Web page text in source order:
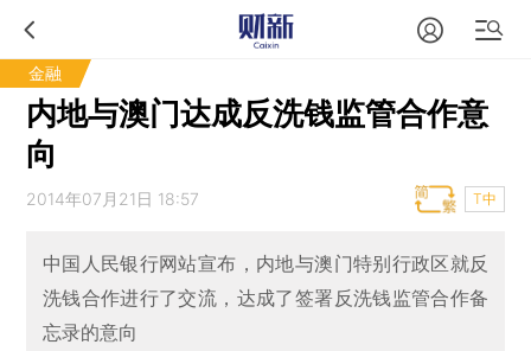
金融
内地与澳门达成反洗钱监管合作意
向
2014年07月21日 18:57 T中
中国人民银行网站宣布，内地与澳门特别行政区就反
洗钱合作进行了交流，达成了签署反洗钱监管合作备
忘录的意向